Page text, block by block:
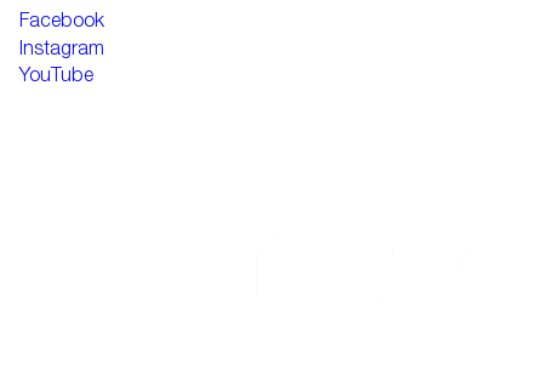
Facebook
Instagram
YouTube